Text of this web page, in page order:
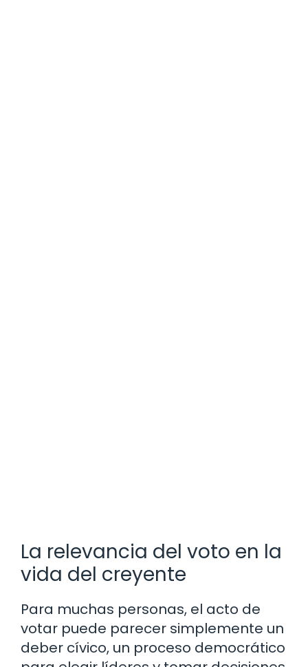
La relevancia del voto en la
vida del creyente
Para muchas personas, el acto de
votar puede parecer simplemente un
deber cívico, un proceso democrático